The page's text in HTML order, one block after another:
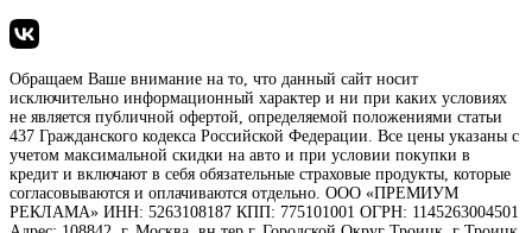
Обращаем Ваше внимание на то, что данный сайт носит
исключительно информационный характер и ни при каких условиях
не является публичной офертой, определяемой положениями статьи
437 Гражданского кодекса Российской Федерации. Все цены указаны с
учетом максимальной скидки на авто и при условии покупки в
кредит и включают в себя обязательные страховые продукты, которые
согласовываются и оплачиваются отдельно. ООО «ПРЕМИУМ
РЕКЛАМА» ИНН: 5263108187 КПП: 775101001 ОГРН: 1145263004501